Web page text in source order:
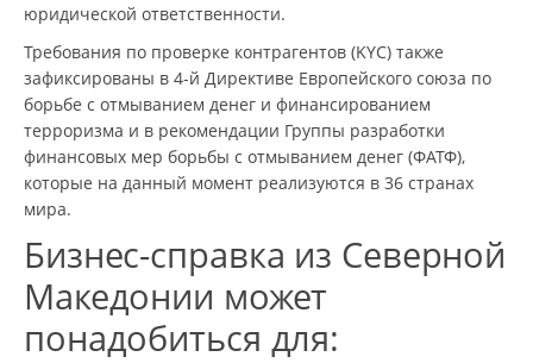
юридической ответственности.
Требования по проверке контрагентов (KYC) также
зафиксированы в 4-й Директиве Европейского союза по
борьбе с отмыванием денег и финансированием
терроризма и в рекомендации Группы разработки
финансовых мер борьбы с отмыванием денег (ФАТФ),
которые на данный момент реализуются в 36 странах
мира.
Бизнес-справка из Северной
Македонии может
понадобиться для: